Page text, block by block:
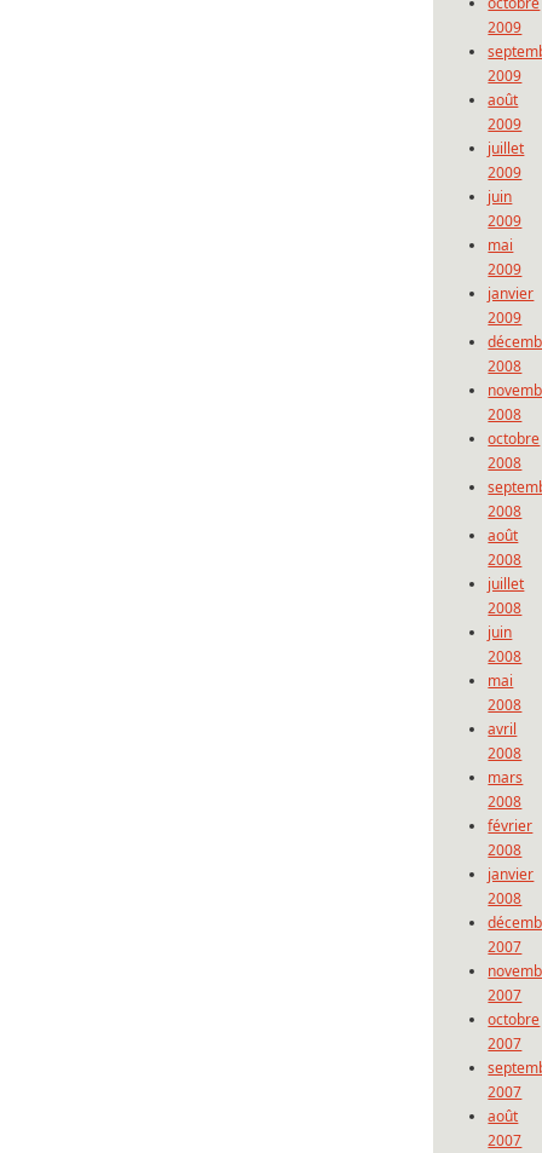
2009
2009
août
2009
juillet
2009
juin
2009
mai
2009
janvier
2009
2008
2008
octobre
2008
2008
août
2008
juillet
2008
juin
2008
mai
2008
avril
2008
mars
2008
février
2008
janvier
2008
2007
2007
octobre
2007
2007
août
2007